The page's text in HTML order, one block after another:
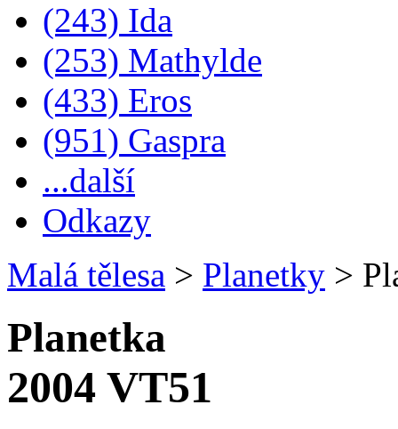
(243) Ida
(253) Mathylde
(433) Eros
(951) Gaspra
...další
Odkazy
Malá tělesa > Planetky >
Planetka
2004 VT51